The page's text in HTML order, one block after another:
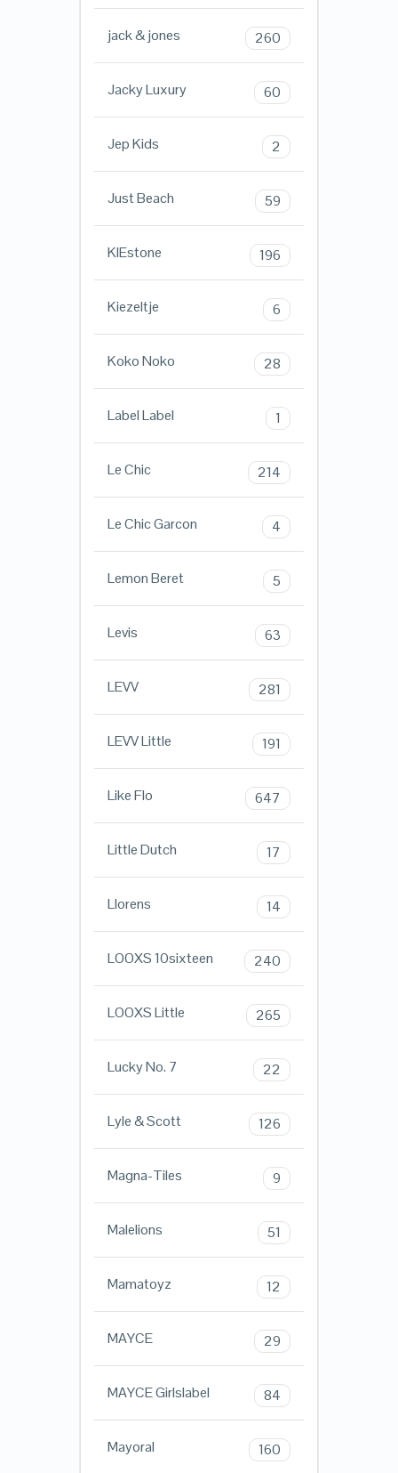
jack & jones 260
Jacky Luxury 60
Jep Kids 2
Just Beach 59
KIEstone 196
Kiezeltje 6
Koko Noko 28
Label Label 1
Le Chic 214
Le Chic Garcon 4
Lemon Beret 5
Levis 63
LEVV 281
LEVV Little 191
Like Flo 647
Little Dutch 17
Llorens 14
LOOXS 10sixteen 240
LOOXS Little 265
Lucky No. 7 22
Lyle & Scott 126
Magna-Tiles 9
Malelions 51
Mamatoyz 12
MAYCE 29
MAYCE Girlslabel 84
Mayoral 160